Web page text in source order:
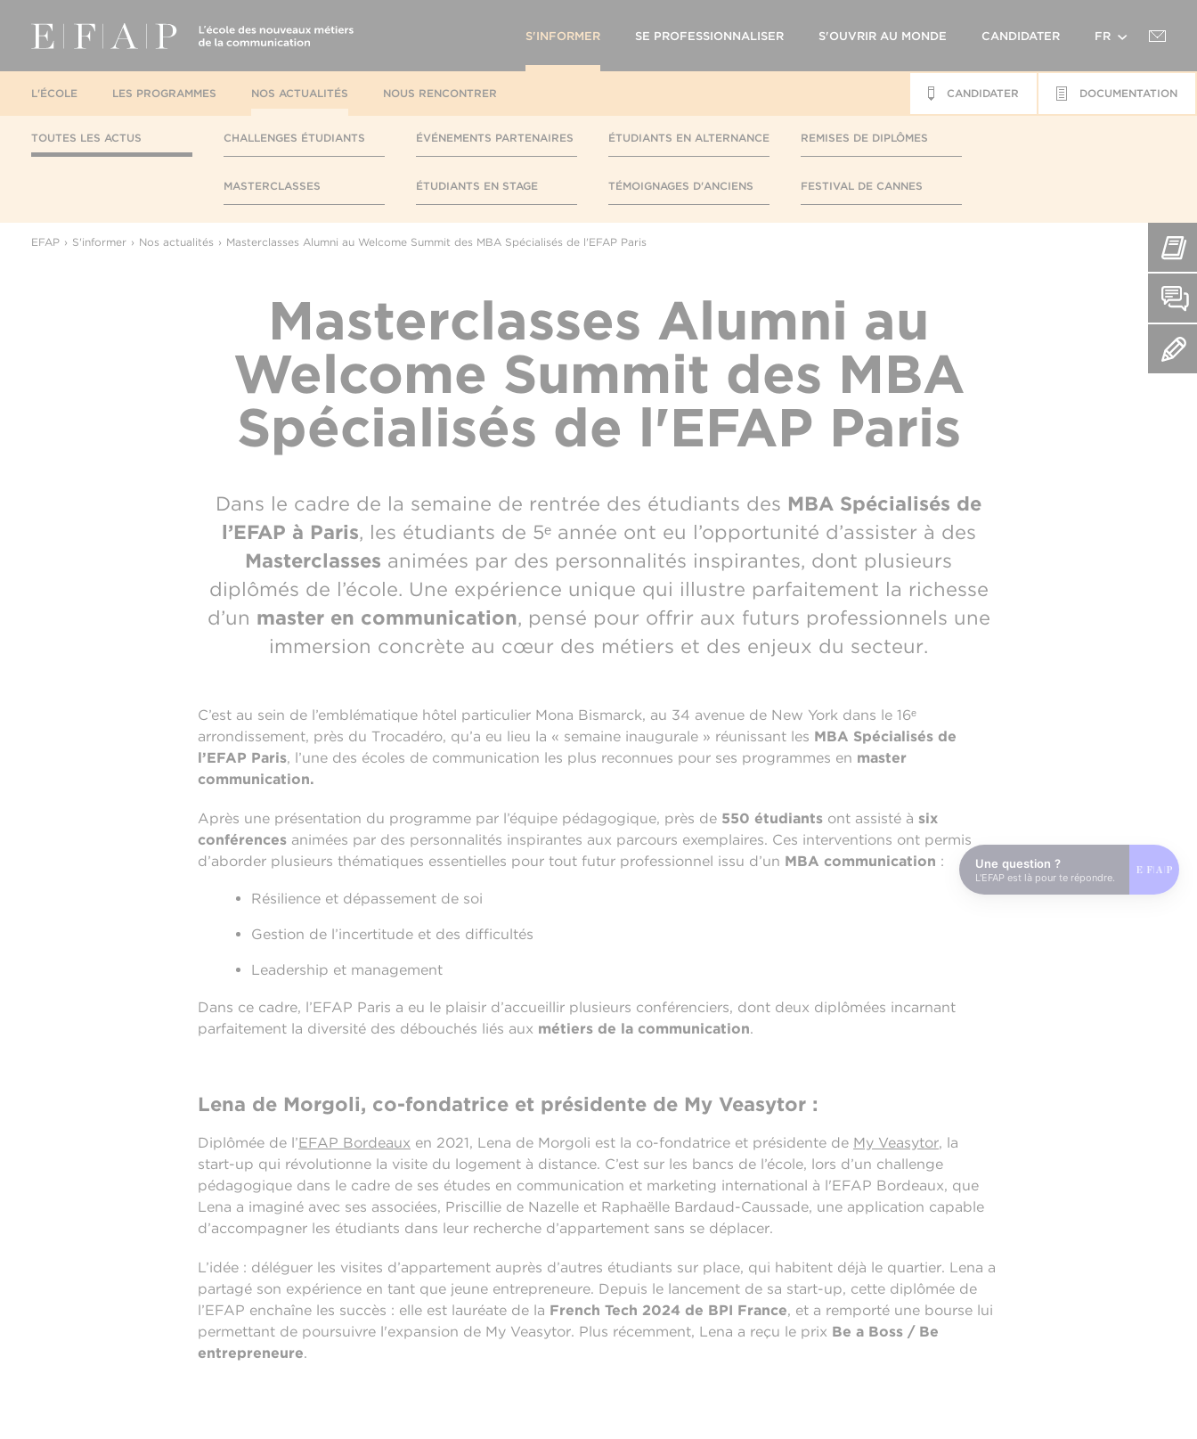
S'INFORMER SE PROFESSIONNALISER S'OUVRIR AU MONDE CANDIDATER FR
L'ÉCOLE LES PROGRAMMES NOS ACTUALITÉS NOUS RENCONTRER DOCUMENTATION
CANDIDATER
TOUTES LES ACTUS CHALLENGES ÉTUDIANTS
MASTERCLASSES
ÉVÉNEMENTS PARTENAIRES
ÉTUDIANTS EN STAGE
ÉTUDIANTS EN ALTERNANCE
TÉMOIGNAGES D'ANCIENS
REMISES DE DIPLÔMES
FESTIVAL DE CANNES
EFAP S'informer Nos actualités Masterclasses Alumni au Welcome Summit des MBA Spécialisés de l'EFAP Paris
Masterclasses Alumni au
Welcome Summit des MBA
Spécialisés de l'EFAP Paris
Dans le cadre de la semaine de rentrée des étudiants des MBA Spécialisés de
l’EFAP à Paris, les étudiants de 5ᵉ année ont eu l’opportunité d’assister à des
Masterclasses animées par des personnalités inspirantes, dont plusieurs
diplômés de l’école. Une expérience unique qui illustre parfaitement la richesse
d’un master en communication, pensé pour offrir aux futurs professionnels une
immersion concrète au cœur des métiers et des enjeux du secteur.
C’est au sein de l’emblématique hôtel particulier Mona Bismarck, au 34 avenue de New York dans le 16ᵉ
arrondissement, près du Trocadéro, qu’a eu lieu la « semaine inaugurale » réunissant les MBA Spécialisés de
l’EFAP Paris, l’une des écoles de communication les plus reconnues pour ses programmes en master
communication.
Après une présentation du programme par l’équipe pédagogique, près de 550 étudiants ont assisté à six
conférences animées par des personnalités inspirantes aux parcours exemplaires. Ces interventions ont permis
d’aborder plusieurs thématiques essentielles pour tout futur professionnel issu d’un MBA communication :
Résilience et dépassement de soi
Gestion de l’incertitude et des difficultés
Leadership et management
Dans ce cadre, l’EFAP Paris a eu le plaisir d’accueillir plusieurs conférenciers, dont deux diplômées incarnant
parfaitement la diversité des débouchés liés aux métiers de la communication.
Lena de Morgoli, co-fondatrice et présidente de My Veasytor :
Diplômée de l’EFAP Bordeaux en 2021, Lena de Morgoli est la co-fondatrice et présidente de My Veasytor, la
start-up qui révolutionne la visite du logement à distance. C’est sur les bancs de l’école, lors d’un challenge
pédagogique dans le cadre de ses études en communication et marketing international à l'EFAP Bordeaux, que
Lena a imaginé avec ses associées, Priscillie de Nazelle et Raphaëlle Bardaud-Caussade, une application capable
d’accompagner les étudiants dans leur recherche d’appartement sans se déplacer.
L’idée : déléguer les visites d’appartement auprès d’autres étudiants sur place, qui habitent déjà le quartier. Lena a
partagé son expérience en tant que jeune entrepreneure. Depuis le lancement de sa start-up, cette diplômée de
l’EFAP enchaîne les succès : elle est lauréate de la French Tech 2024 de BPI France, et a remporté une bourse lui
permettant de poursuivre l'expansion de My Veasytor. Plus récemment, Lena a reçu le prix Be a Boss / Be
entrepreneure.
Une question ?
L'EFAP est là pour te répondre.